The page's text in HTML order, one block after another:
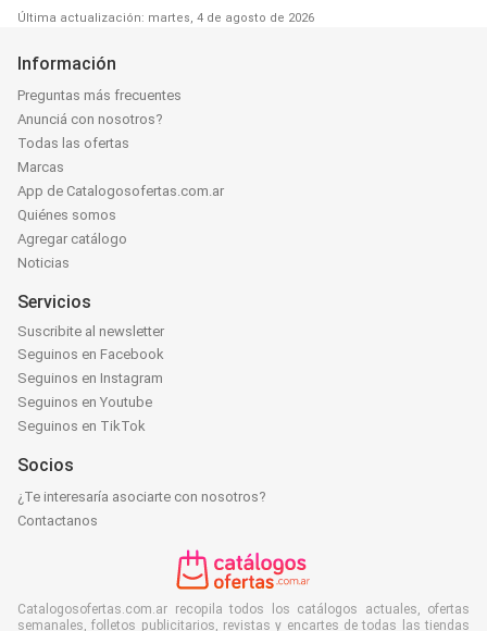
Última actualización: martes, 4 de agosto de 2026
Información
Preguntas más frecuentes
Anunciá con nosotros?
Todas las ofertas
Marcas
App de Catalogosofertas.com.ar
Quiénes somos
Agregar catálogo
Noticias
Servicios
Suscribite al newsletter
Seguinos en Facebook
Seguinos en Instagram
Seguinos en Youtube
Seguinos en TikTok
Socios
¿Te interesaría asociarte con nosotros?
Contactanos
Catalogosofertas.com.ar recopila todos los catálogos actuales, ofertas
semanales, folletos publicitarios, revistas y encartes de todas las tiendas